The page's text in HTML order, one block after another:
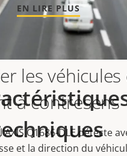
les véhicules
à contresens
Q1686-DLE détecte
et la direction du
EN LIRE PLUS